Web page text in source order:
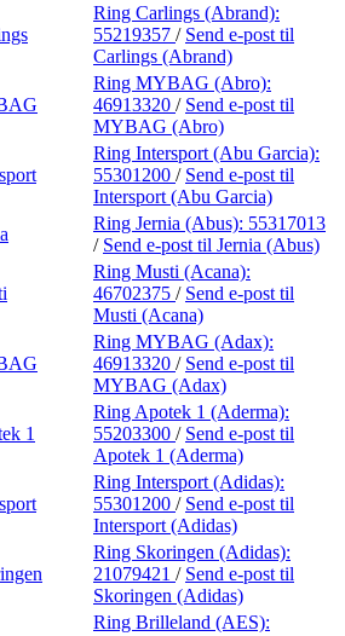
Ring Carlings (Abrand):
55219357 / Send e-post til
Carlings (Abrand)
Ring MYBAG (Abro):
46913320 / Send e-post til
MYBAG (Abro)
Ring Intersport (Abu Garcia):
55301200 / Send e-post til
Intersport (Abu Garcia)
Ring Jernia (Abus): 55317013
/ Send e-post til Jernia (Abus)
Ring Musti (Acana):
46702375 / Send e-post til
Musti (Acana)
Ring MYBAG (Adax):
46913320 / Send e-post til
MYBAG (Adax)
1
Ring Apotek 1 (Aderma):
55203300 / Send e-post til
Apotek 1 (Aderma)
Ring Intersport (Adidas):
55301200 / Send e-post til
Intersport (Adidas)
Ring Skoringen (Adidas):
21079421 / Send e-post til
Skoringen (Adidas)
Ring Brilleland (AES):